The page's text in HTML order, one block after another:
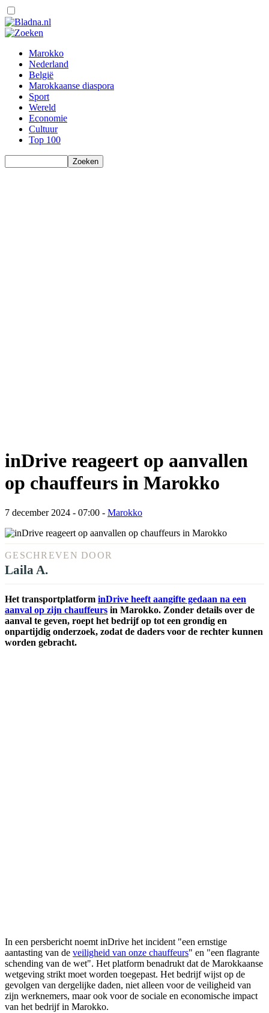
Marokko
Nederland
België
Marokkaanse diaspora
Sport
Wereld
Economie
Cultuur
Top 100
inDrive reageert op aanvallen
op chauffeurs in Marokko
7 december 2024 - 07:00 - Marokko
GESCHREVEN DOOR
Laila A.
Het transportplatform inDrive heeft aangifte gedaan na een
aanval op zijn chauffeurs in Marokko. Zonder details over de
aanval te geven, roept het bedrijf op tot een grondig en
onpartijdig onderzoek, zodat de daders voor de rechter kunnen
worden gebracht.
In een persbericht noemt inDrive het incident "een ernstige
aantasting van de veiligheid van onze chauffeurs" en "een flagrante
schending van de wet". Het platform benadrukt dat de Marokkaanse
wetgeving strikt moet worden toegepast. Het bedrijf wijst op de
gevolgen van dergelijke daden, niet alleen voor de veiligheid van
zijn werknemers, maar ook voor de sociale en economische impact
van het bedrijf in Marokko.